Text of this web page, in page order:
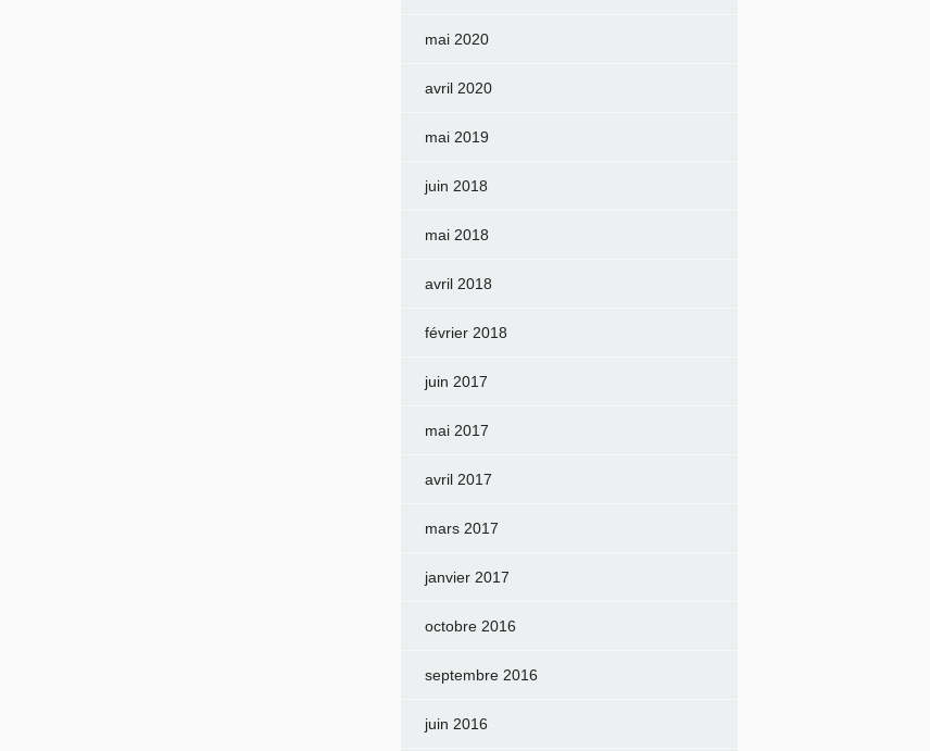
mai 2020
avril 2020
mai 2019
juin 2018
mai 2018
avril 2018
février 2018
juin 2017
mai 2017
avril 2017
mars 2017
janvier 2017
octobre 2016
septembre 2016
juin 2016